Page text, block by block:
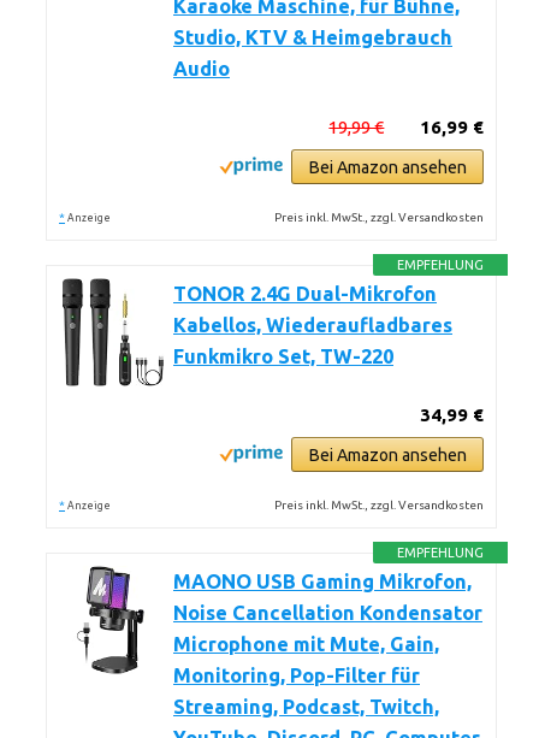
Karaoke Maschine, für Bühne,
Studio, KTV & Heimgebrauch
Audio
16,99 €
19,99 €
Bei Amazon ansehen
* Anzeige Preis inkl. MwSt., zzgl. Versandkosten
EMPFEHLUNG
TONOR 2.4G Dual-Mikrofon
Kabellos, Wiederaufladbares
Funkmikro Set, TW-220
34,99 €
Bei Amazon ansehen
* Anzeige Preis inkl. MwSt., zzgl. Versandkosten
EMPFEHLUNG
MAONO USB Gaming Mikrofon,
Noise Cancellation Kondensator
Microphone mit Mute, Gain,
Monitoring, Pop-Filter für
Streaming, Podcast, Twitch,